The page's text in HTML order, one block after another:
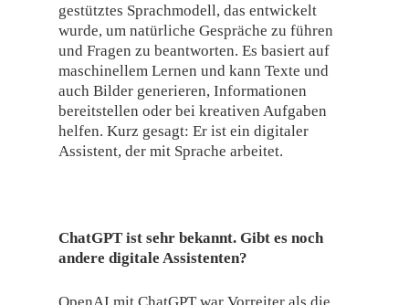
gestütztes Sprachmodell, das entwickelt
wurde, um natürliche Gespräche zu führen
und Fragen zu beantworten. Es basiert auf
maschinellem Lernen und kann Texte und
auch Bilder generieren, Informationen
bereitstellen oder bei kreativen Aufgaben
helfen. Kurz gesagt: Er ist ein digitaler
Assistent, der mit Sprache arbeitet.
ChatGPT ist sehr bekannt. Gibt es noch
andere digitale Assistenten?
OpenAI mit ChatGPT war Vorreiter als die